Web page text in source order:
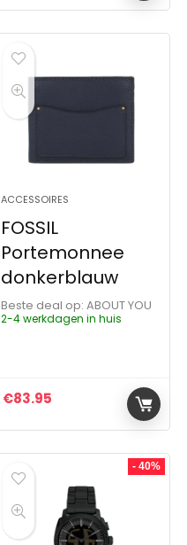
ACCESSOIRES
FOSSIL
Portemonnee
donkerblauw
Beste deal op:
ABOUT YOU
2-4 werkdagen in huis
€83.95
- 40%